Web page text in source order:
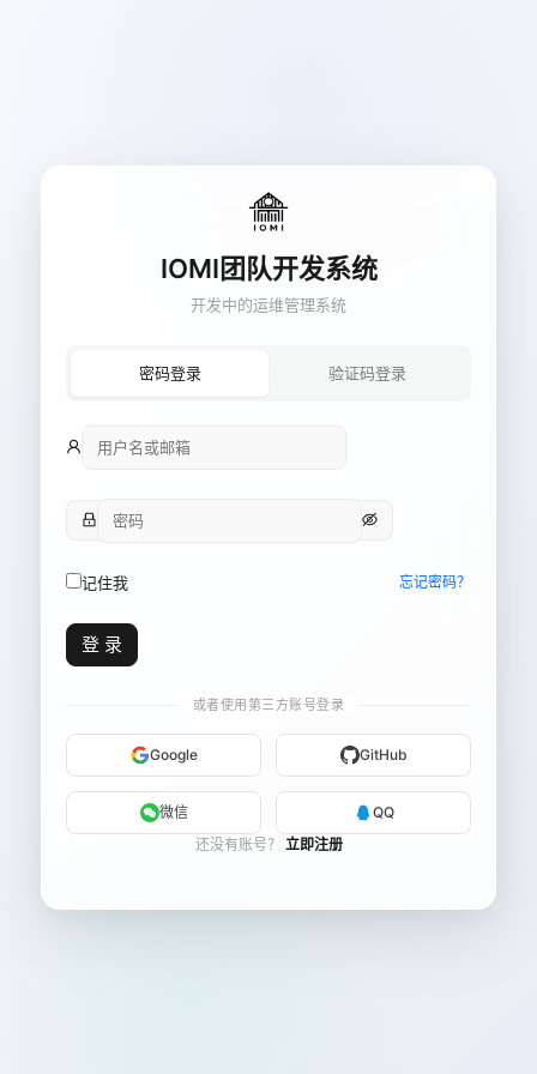
IOMI团队开发系统
开发中的运维管理系统
密码登录 验证码登录
记住我 忘记密码？
登 录
或者使用第三方账号登录
Google GitHub
微信
QQ
还没有账号？ 立即注册